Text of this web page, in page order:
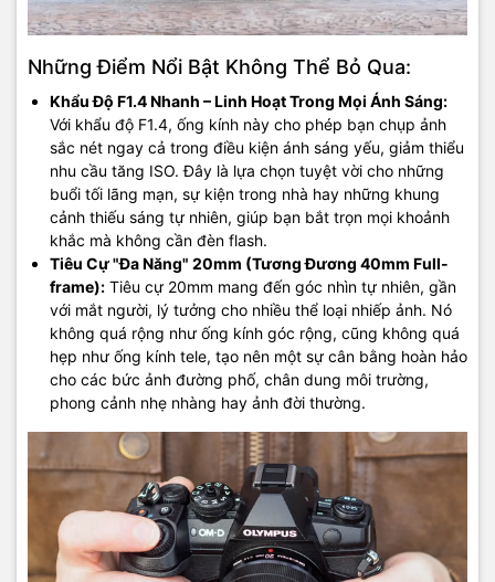
Những Điểm Nổi Bật Không Thể Bỏ Qua:
Khẩu Độ F1.4 Nhanh – Linh Hoạt Trong Mọi Ánh Sáng:
Với khẩu độ F1.4, ống kính này cho phép bạn chụp ảnh
sắc nét ngay cả trong điều kiện ánh sáng yếu, giảm thiểu
nhu cầu tăng ISO. Đây là lựa chọn tuyệt vời cho những
buổi tối lãng mạn, sự kiện trong nhà hay những khung
cảnh thiếu sáng tự nhiên, giúp bạn bắt trọn mọi khoảnh
khắc mà không cần đèn flash.
Tiêu Cự "Đa Năng" 20mm (Tương Đương 40mm Full-
frame): Tiêu cự 20mm mang đến góc nhìn tự nhiên, gần
với mắt người, lý tưởng cho nhiều thể loại nhiếp ảnh. Nó
không quá rộng như ống kính góc rộng, cũng không quá
hẹp như ống kính tele, tạo nên một sự cân bằng hoàn hảo
cho các bức ảnh đường phố, chân dung môi trường,
phong cảnh nhẹ nhàng hay ảnh đời thường.